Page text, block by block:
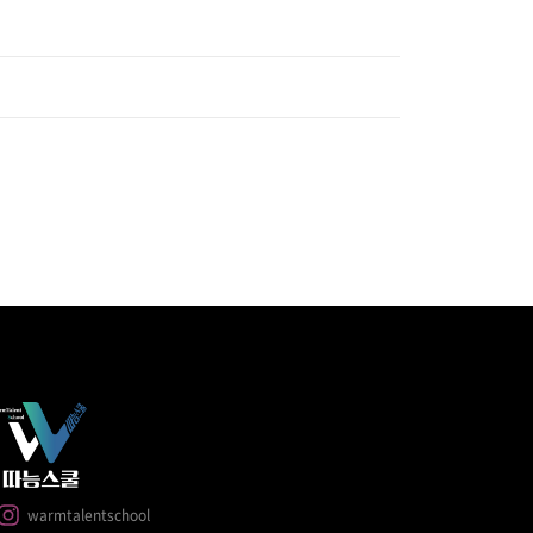
warmtalentschool